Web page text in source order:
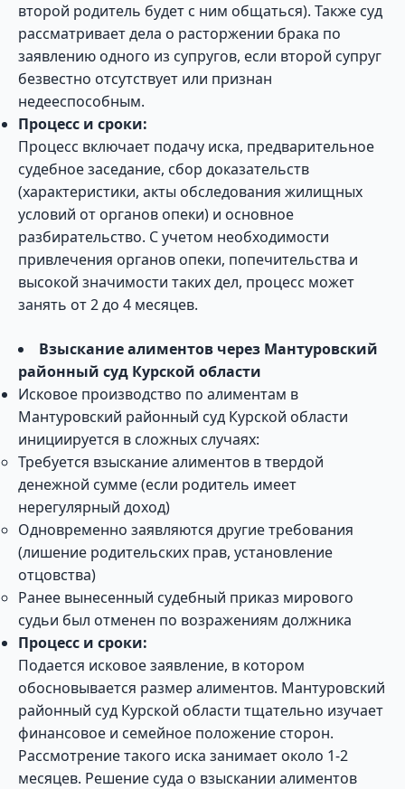
второй родитель будет с ним общаться). Также суд
рассматривает дела о расторжении брака по
заявлению одного из супругов, если второй супруг
безвестно отсутствует или признан
недееспособным.
Процесс и сроки:
Процесс включает подачу иска, предварительное
судебное заседание, сбор доказательств
(характеристики, акты обследования жилищных
условий от органов опеки) и основное
разбирательство. С учетом необходимости
привлечения органов опеки, попечительства и
высокой значимости таких дел, процесс может
занять от 2 до 4 месяцев.
Взыскание алиментов через Мантуровский
районный суд Курской области
Исковое производство по алиментам в
Мантуровский районный суд Курской области
инициируется в сложных случаях:
Требуется взыскание алиментов в твердой
денежной сумме (если родитель имеет
нерегулярный доход)
Одновременно заявляются другие требования
(лишение родительских прав, установление
отцовства)
Ранее вынесенный судебный приказ мирового
судьи был отменен по возражениям должника
Процесс и сроки:
Подается исковое заявление, в котором
обосновывается размер алиментов. Мантуровский
районный суд Курской области тщательно изучает
финансовое и семейное положение сторон.
Рассмотрение такого иска занимает около 1-2
месяцев. Решение суда о взыскании алиментов